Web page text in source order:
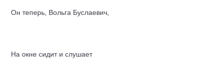
Он теперь, Вольга Буслаевич,
На окне сидит и слушает